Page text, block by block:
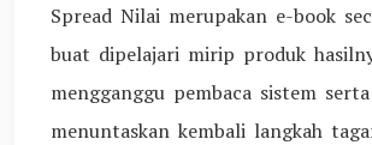
Spread Nilai merupakan e-book
buat dipelajari mirip produk
mengganggu pembaca sistem
menuntaskan kembali langkah